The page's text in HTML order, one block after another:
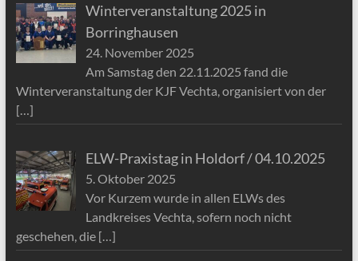
Winterveranstaltung 2025 in
Borringhausen
24. November 2025
Am Samstag den 22.11.2025 fand die
Winterveranstaltung der KJF Vechta, organisiert von der
[…]
ELW-Praxistag in Holdorf / 04.10.2025
5. Oktober 2025
Vor Kurzem wurde in allen ELWs des
Landkreises Vechta, sofern noch nicht
geschehen, die […]